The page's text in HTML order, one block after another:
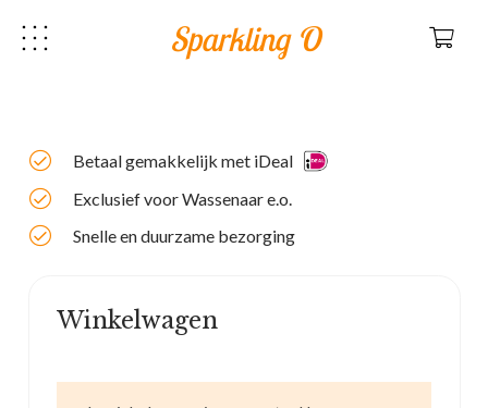
Sparkling O
Betaal gemakkelijk met iDeal
Exclusief voor Wassenaar e.o.
Snelle en duurzame bezorging
Winkelwagen